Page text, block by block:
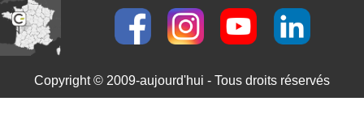
Copyright © 2009-aujourd'hui - Tous droits réservés